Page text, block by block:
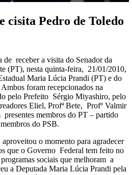
cisita Pedro de Toledo
de receber a visita do Senador da
(PT), nesta quinta-feira, 21/01/2010,
Maria Lúcia Prandi (PT) e do
foram recepcionados na
pelo Prefeito Sérgio Miyashiro, pelo
Eliel, Profª Bete, Profº Valmir
presentes membros do PT – partido
do PSB.
o momento para agradecer
que o Governo Federal tem feito no
sociais que melhoram a
a Deputada Maria Lúcia Prandi pela